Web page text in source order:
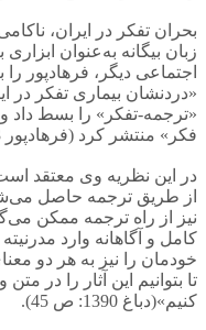
بحران تفکر در ایران،
زبان بیگانه به‌عنوان
اجتماعی دیگر، فرهادپور
«دردنشان بیماری تفکر در
«ترجمه-تفکر» را بسط داد
فکر» منتشر کرد (فرهادپور 1393).
در این نظریه وی معتقد
از طریق ترجمه حاصل
نیز از راه ترجمه ممکن
کامل و آگاهانه وارد
خودمان را نیز به هر دو
تا بتوانیم این آثار را در
کنیم»(دباغ 1390: ص 45).